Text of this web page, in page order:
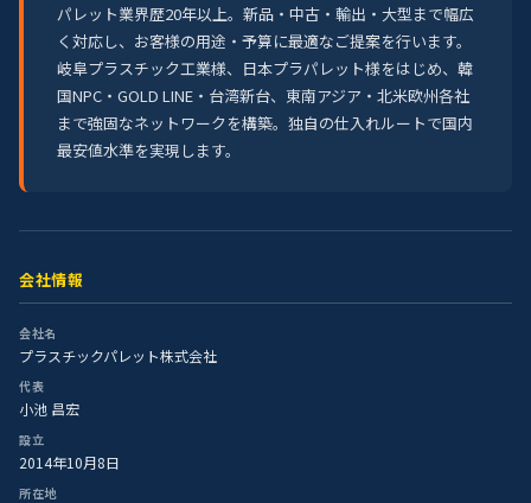
パレット業界歴20年以上。新品・中古・輸出・大型まで幅広
く対応し、お客様の用途・予算に最適なご提案を行います。
岐阜プラスチック工業様、日本プラパレット様をはじめ、韓
国NPC・GOLD LINE・台湾新台、東南アジア・北米欧州各社
まで強固なネットワークを構築。独自の仕入れルートで国内
最安値水準を実現します。
会社情報
会社名
プラスチックパレット株式会社
代表
小池 昌宏
設立
2014年10月8日
所在地